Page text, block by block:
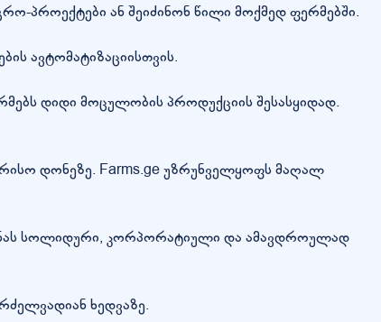
პროექტები ან შეიძინონ წილი მოქმედ ფერმებში.
ავტომატიზაციისთვის.
დიდი მოცულობის პროდუქციის შესასყიდად.
დონეზე. Farms.ge უზრუნველყოფს მაღალ
სოლიდური, კორპორატიული და ამავდროულად
ხედვაზე.